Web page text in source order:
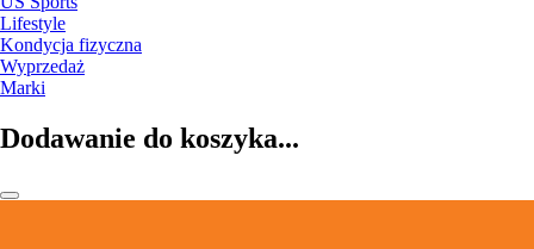
Lifestyle
Kondycja fizyczna
Wyprzedaż
Marki
Dodawanie do koszyka...